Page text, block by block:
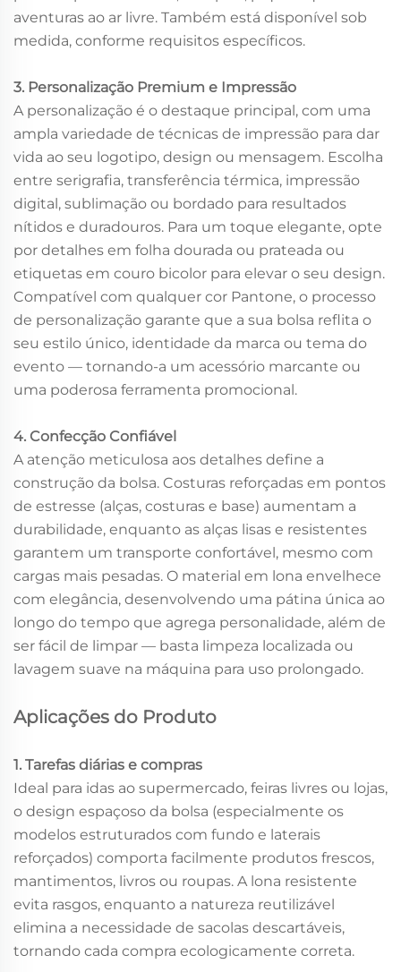
aventuras ao ar livre. Também está disponível sob
medida, conforme requisitos específicos.
3. Personalização Premium e Impressão
A personalização é o destaque principal, com uma
ampla variedade de técnicas de impressão para dar
vida ao seu logotipo, design ou mensagem. Escolha
entre serigrafia, transferência térmica, impressão
digital, sublimação ou bordado para resultados
nítidos e duradouros. Para um toque elegante, opte
por detalhes em folha dourada ou prateada ou
etiquetas em couro bicolor para elevar o seu design.
Compatível com qualquer cor Pantone, o processo
de personalização garante que a sua bolsa reflita o
seu estilo único, identidade da marca ou tema do
evento — tornando-a um acessório marcante ou
uma poderosa ferramenta promocional.
4. Confecção Confiável
A atenção meticulosa aos detalhes define a
construção da bolsa. Costuras reforçadas em pontos
de estresse (alças, costuras e base) aumentam a
durabilidade, enquanto as alças lisas e resistentes
garantem um transporte confortável, mesmo com
cargas mais pesadas. O material em lona envelhece
com elegância, desenvolvendo uma pátina única ao
longo do tempo que agrega personalidade, além de
ser fácil de limpar — basta limpeza localizada ou
lavagem suave na máquina para uso prolongado.
Aplicações do Produto
1. Tarefas diárias e compras
Ideal para idas ao supermercado, feiras livres ou lojas,
o design espaçoso da bolsa (especialmente os
modelos estruturados com fundo e laterais
reforçados) comporta facilmente produtos frescos,
mantimentos, livros ou roupas. A lona resistente
evita rasgos, enquanto a natureza reutilizável
elimina a necessidade de sacolas descartáveis,
tornando cada compra ecologicamente correta.